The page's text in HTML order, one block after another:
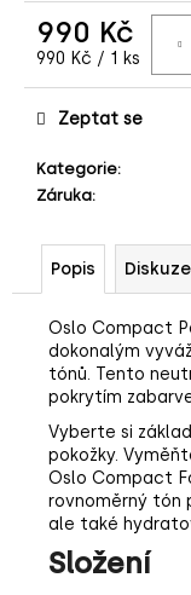
990 Kč
Měrná
990 Kč / 1 ks
Kategorie:
Záruka:
Zeptat se
Popis Diskuze
Oslo Compact
dokonalým
tónů. Tento
pokrytím
Vyberte si
pokožky.
Oslo Compact
rovnoměrný tón
ale také
Složení
u
u
j
e
e